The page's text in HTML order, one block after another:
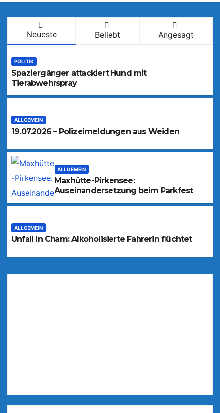
Neueste Beliebt Angesagt
POLITIK
Spaziergänger attackiert Hund mit
Tierabwehrspray
ALLGEMEIN
19.07.2026 – Polizeimeldungen aus Weiden
ALLGEMEIN
Maxhütte-Pirkensee:
Auseinandersetzung beim Parkfest
ALLGEMEIN
Unfall in Cham: Alkoholisierte Fahrerin flüchtet